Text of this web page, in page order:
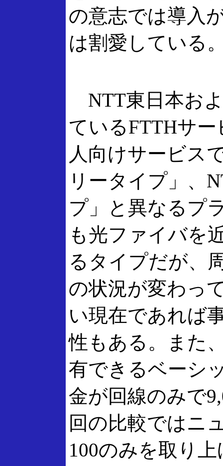
の意志では導入
は割愛している
NTT東日本お
ているFTTHサ
人向けサービス
リータイプ」、
プ」と異なるプ
も光ファイバを
るタイプだが、
の状況が変わっ
い現在であれば
性もある。また
有できるベーシ
金が回線のみで
回の比較ではニ
100のみを取り